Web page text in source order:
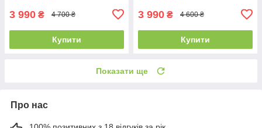
3 990 ₴ 4 700 ₴
Купити
3 990 ₴ 4 600 ₴
Купити
Показати ще
Про нас